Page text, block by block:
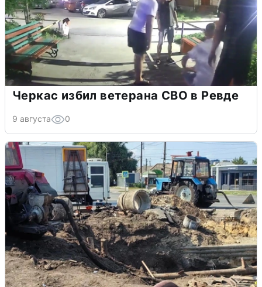
Черкас избил ветерана СВО в Ревде
9 августа 0